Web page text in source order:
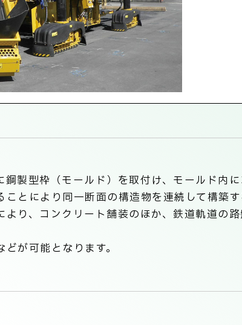
製型枠（モールド）を取付け、モールド内
とにより同一断面の構造物を連続して構築す
り、コンクリート舗装のほか、鉄道軌道の
が可能となります。